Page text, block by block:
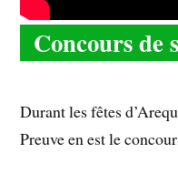
Concours de
Durant les fêtes
Preuve en est le